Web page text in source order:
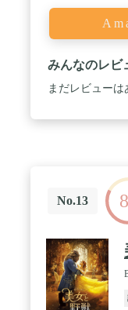
みんなのレビ
まだレビューは
No.13